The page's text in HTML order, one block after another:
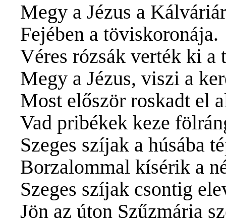
Megy a Jézus a
Fejében a töviskoronája.
Véres rózsák verték ki a
Megy a Jézus, viszi a
Most először roskadt el
Vad pribékek keze
Szeges szíjak a húsába
Borzalommal kísérik a
Szeges szíjak csontig
Jön az úton Szűzmária